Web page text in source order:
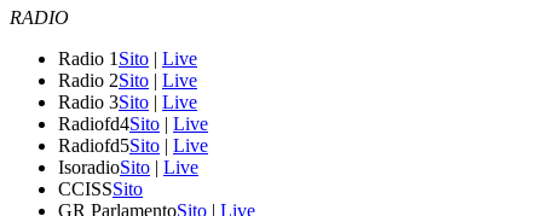
RADIO
Radio 1 Sito | Live
Radio 2Sito | Live
Radio 3Sito | Live
Radiofd4Sito | Live
Radiofd5Sito | Live
IsoradioSito | Live
CCISSSito
GR ParlamentoSito | Live